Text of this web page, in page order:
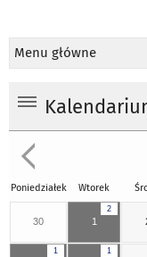
Menu główne
Poniedziałek Wtorek
30
2
1
1 1